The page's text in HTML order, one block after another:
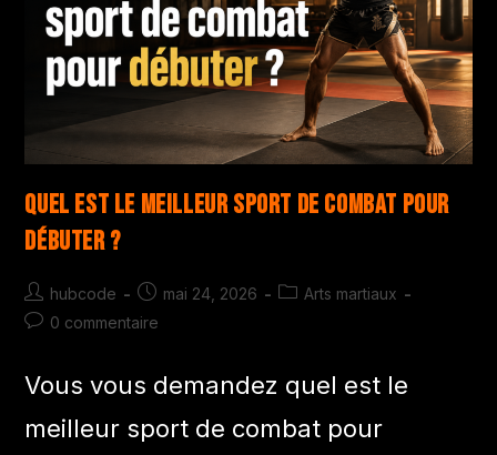
Quel est le meilleur sport de combat pour
débuter ?
hubcode mai 24, 2026
Arts martiaux
0 commentaire
Vous vous demandez quel est le
meilleur sport de combat pour